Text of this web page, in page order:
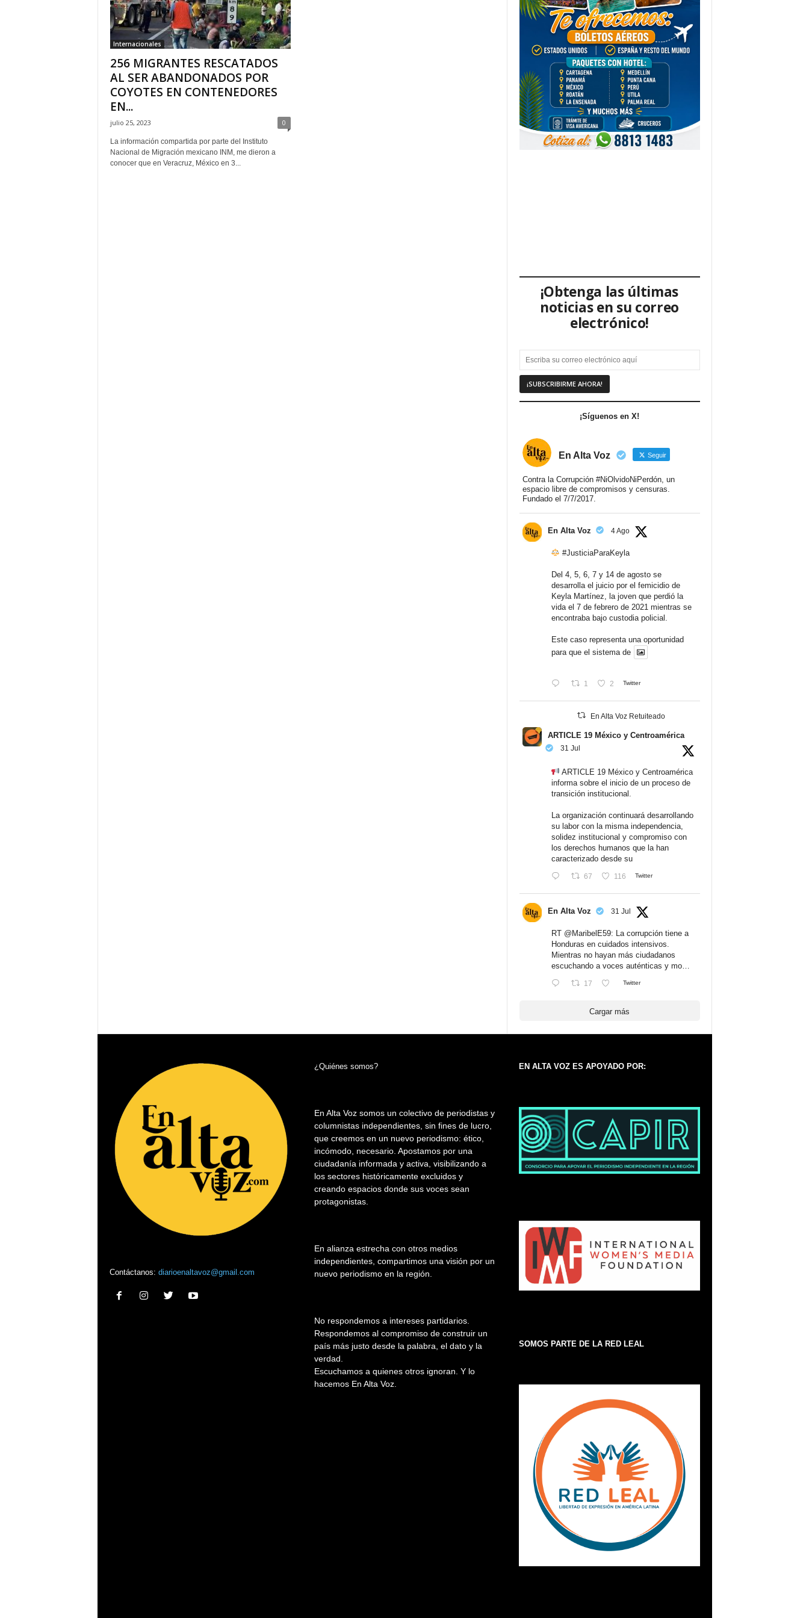
Internacionales
256 MIGRANTES RESCATADOS
AL SER ABANDONADOS POR
COYOTES EN CONTENEDORES
EN...
julio 25, 2023 0
La información compartida por parte del Instituto
Nacional de Migración mexicano INM, me dieron a
conocer que en Veracruz, México en 3...
¡Obtenga las últimas
noticias en su correo
electrónico!
¡Síguenos en X!
En Alta Voz Seguir
Contra la Corrupción #NiOlvidoNiPerdón, un
espacio libre de compromisos y censuras.
Fundado el 7/7/2017.
En Alta Voz 4 Ago
#JusticiaParaKeyla
Del 4, 5, 6, 7 y 14 de agosto se
desarrolla el juicio por el femicidio de
Keyla Martínez, la joven que perdió la
vida el 7 de febrero de 2021 mientras se
encontraba bajo custodia policial.
Este caso representa una oportunidad
para que el sistema de
1 2 Twitter
En Alta Voz Retuiteado
ARTICLE 19 México y Centroamérica
31 Jul
ARTICLE 19 México y Centroamérica
informa sobre el inicio de un proceso de
transición institucional.
La organización continuará desarrollando
su labor con la misma independencia,
solidez institucional y compromiso con
los derechos humanos que la han
caracterizado desde su
67 116 Twitter
En Alta Voz 31 Jul
RT @MaribelE59: La corrupción tiene a
Honduras en cuidados intensivos.
Mientras no hayan más ciudadanos
escuchando a voces auténticas y mo…
17 Twitter
Cargar más
Contáctanos: diarioenaltavoz@gmail.com
¿Quiénes somos?
En Alta Voz somos un colectivo de periodistas y
columnistas independientes, sin fines de lucro,
que creemos en un nuevo periodismo: ético,
incómodo, necesario. Apostamos por una
ciudadanía informada y activa, visibilizando a
los sectores históricamente excluidos y
creando espacios donde sus voces sean
protagonistas.
En alianza estrecha con otros medios
independientes, compartimos una visión por un
nuevo periodismo en la región.
No respondemos a intereses partidarios.
Respondemos al compromiso de construir un
país más justo desde la palabra, el dato y la
verdad.
Escuchamos a quienes otros ignoran. Y lo
hacemos En Alta Voz.
EN ALTA VOZ ES APOYADO POR:
SOMOS PARTE DE LA RED LEAL